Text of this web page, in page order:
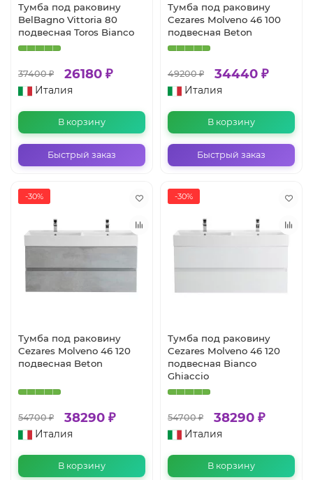
Тумба под раковину
BelBagno Vittoria 80
подвесная Toros Bianco
37400 ₽ 26180 ₽
Италия
В корзину
Быстрый заказ
Тумба под раковину
Cezares Molveno 46 100
подвесная Beton
49200 ₽ 34440 ₽
Италия
В корзину
Быстрый заказ
-30%
Тумба под раковину
Cezares Molveno 46 120
подвесная Beton
54700 ₽ 38290 ₽
Италия
В корзину
-30%
Тумба под раковину
Cezares Molveno 46 120
подвесная Bianco
Ghiaccio
54700 ₽ 38290 ₽
Италия
В корзину